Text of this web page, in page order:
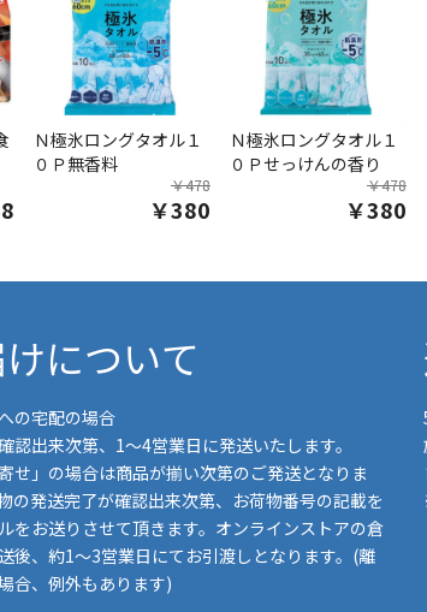
Ｎ極氷ロングタオル１
０Ｐ無香料
￥478
￥380
Ｎ極氷ロングタオル１
０Ｐせっけんの香り
￥478
￥380
について
の宅配の場合
認出来次第、1～4営業日に発送いたします。
寄せ」の場合は商品が揃い次第のご発送となりま
の発送完了が確認出来次第、お荷物番号の記載を
をお送りさせて頂きます。オンラインストアの倉
後、約1～3営業日にてお引渡しとなります。(離
合、例外もあります)